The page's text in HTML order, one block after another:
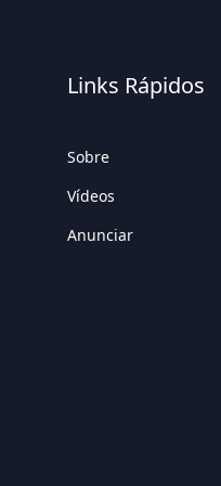
Links Rápidos
Sobre
Vídeos
Anunciar